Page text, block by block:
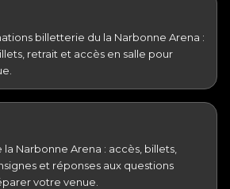
billetterie du la Narbonne Arena :
retrait et accès en salle pour
la Narbonne Arena : accès, billets,
et réponses aux questions
votre venue.